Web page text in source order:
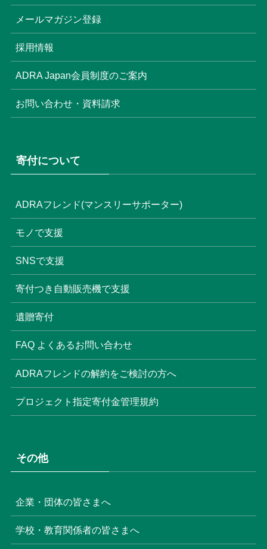
(6)
メールマガジン登録
採用情報
ADRA Japan会員制度のご案内
お問い合わせ・資料請求
寄付について
ADRAフレンド(マンスリーサポーター)
モノで支援
SNSで支援
寄付つき自動販売機で支援
遺贈寄付
FAQ よくあるお問い合わせ
ADRAフレンドの解約をご検討の方へ
プロジェクト指定寄付金管理規約
その他
企業・団体の皆さまへ
学校・教育関係者の皆さまへ